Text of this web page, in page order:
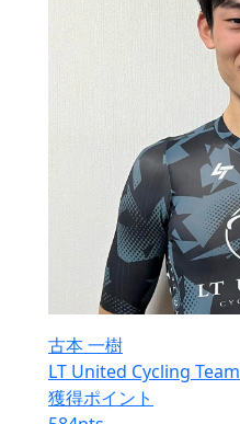
古本 一樹
LT United Cycling Team
獲得ポイント